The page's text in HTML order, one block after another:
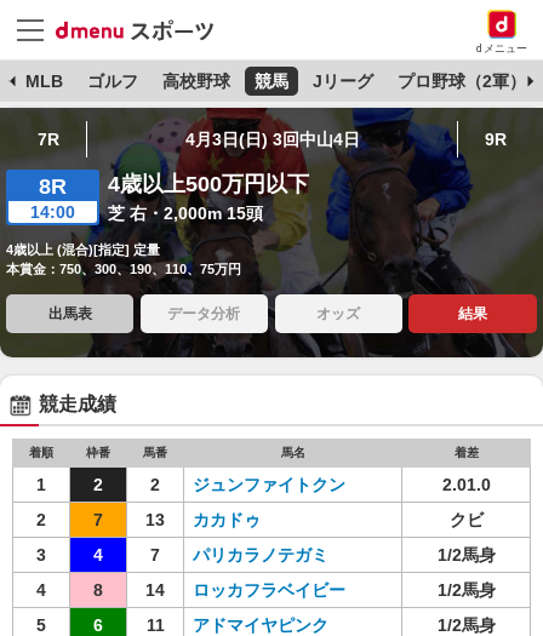
dメニュー
MLB ゴルフ 高校野球 競馬 Jリーグ プロ野球（2軍）
7R 4月3日(日) 3回中山4日 9R
8R
14:00
4歳以上500万円以下
芝 右・2,000m 15頭
4歳以上 (混合)[指定] 定量
本賞金：750、300、190、110、75万円
出馬表 データ分析 オッズ 結果
競走成績
着順 枠番 馬番 馬名 着差
1 2 2 ジュンファイトクン
2.01.0
2
7 13 カカドゥ
クビ
3
4 7 パリカラノテガミ
1/2馬身
4
8 14 ロッカフラベイビー
1/2馬身
5
6 11 アドマイヤピンク
1/2馬身